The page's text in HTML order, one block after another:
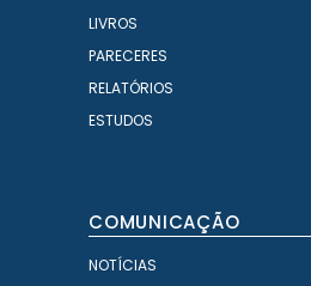
LIVROS
PARECERES
RELATÓRIOS
ESTUDOS
COMUNICAÇÃO
NOTÍCIAS